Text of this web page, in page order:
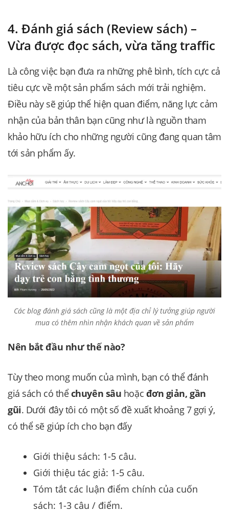
4. Đánh giá sách (Review sách) –
Vừa được đọc sách, vừa tăng traffic
Là công việc bạn đưa ra những phê bình, tích cực cả
tiêu cực về một sản phẩm sách mới trải nghiệm.
Điều này sẽ giúp thể hiện quan điểm, năng lực cảm
nhận của bản thân bạn cũng như là nguồn tham
khảo hữu ích cho những người cũng đang quan tâm
tới sản phẩm ấy.
Các blog đánh giá sách cũng là một địa chỉ lý tưởng giúp người
mua có thêm nhìn nhận khách quan về sản phẩm
Nên bắt đầu như thế nào?
Tùy theo mong muốn của mình, bạn có thể đánh
giá sách có thểchuyên sâu hoặc đơn giản, gần
gũi. Dưới đây tôi có một số đề xuất khoảng 7 gợi ý,
có thể sẽ giúp ích cho bạn đấy
Giới thiệu sách: 1-5 câu.
Giới thiệu tác giả: 1-5 câu.
Tóm tắt các luận điểm chính của cuốn
sách: 1-3 câu / điểm.